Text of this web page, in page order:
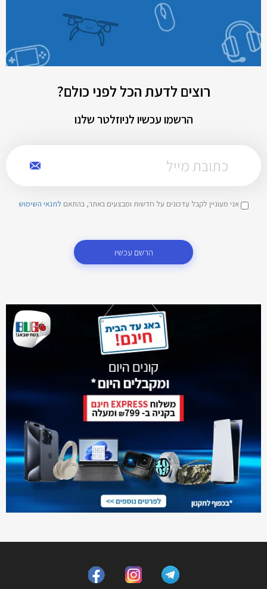
רוצים לדעת הכל לפני כולם?
הרשמו עכשיו לניוזלטר שלנו
אני מעוניין לקבל עדכונים על חדשות ומבצעים באתר, בהתאם לתנאי השימוש
הרשם עכשיו